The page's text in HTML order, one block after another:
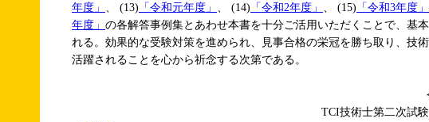
年度」
、 (13) 「令和元年度」 、 (14) 「令和2年度」 、 (15) 「令和3年度」
年度」 の各解答事例集とあわせ本書を十分ご活用いただくことで、基
れる。効果的な受験対策を進められ、見事合格の栄冠を勝ち取り、技
活躍されることを心から祈念する次第である。
TCI技術士第二次試